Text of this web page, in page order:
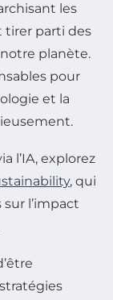
les
tirer parti des
planète.
pour
et la
l’IA, explorez
, qui
l’impact